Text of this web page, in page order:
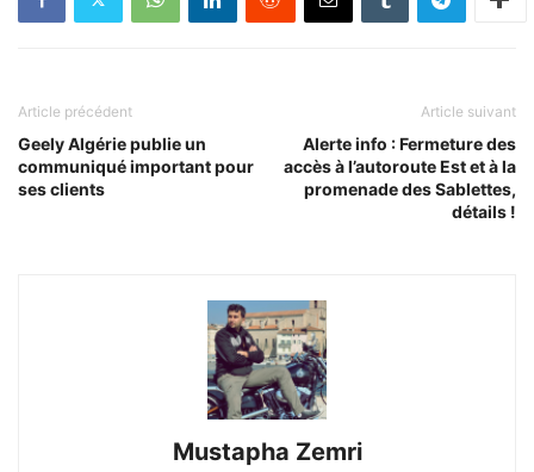
Article précédent
Geely Algérie publie un
communiqué important pour
ses clients
Article suivant
Alerte info : Fermeture des
accès à l’autoroute Est et à la
promenade des Sablettes,
détails !
Mustapha Zemri